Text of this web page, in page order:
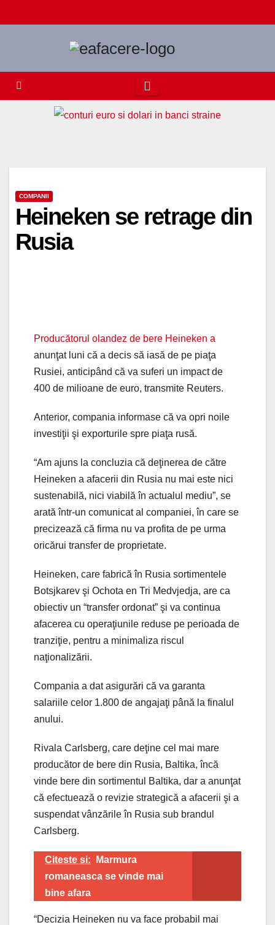
to
COMPANII
Heineken se retrage din
Rusia
Producătorul olandez de bere Heineken a
anunţat luni că a decis să iasă de pe piaţa
Rusiei, anticipând că va suferi un impact de
400 de milioane de euro, transmite Reuters.
Anterior, compania informase că va opri noile
investiţii şi exporturile spre piaţa rusă.
“Am ajuns la concluzia că deţinerea de către
Heineken a afacerii din Rusia nu mai este nici
sustenabilă, nici viabilă în actualul mediu”, se
arată într-un comunicat al companiei, în care se
precizează că firma nu va profita de pe urma
oricărui transfer de proprietate.
Heineken, care fabrică în Rusia sortimentele
Botsjkarev şi Ochota en Tri Medvjedja, are ca
obiectiv un “transfer ordonat” şi va continua
afacerea cu operaţiunile reduse pe perioada de
tranziţie, pentru a minimaliza riscul
naţionalizării.
Compania a dat asigurări că va garanta
salariile celor 1.800 de angajaţi până la finalul
anului.
Rivala Carlsberg, care deţine cel mai mare
producător de bere din Rusia, Baltika, încă
vinde bere din sortimentul Baltika, dar a anunţat
că efectuează o revizie strategică a afacerii şi a
suspendat vânzările în Rusia sub brandul
Carlsberg.
Citeste si:
Marmura
romaneasca se vinde mai
bine afara
“Decizia Heineken nu va face probabil mai